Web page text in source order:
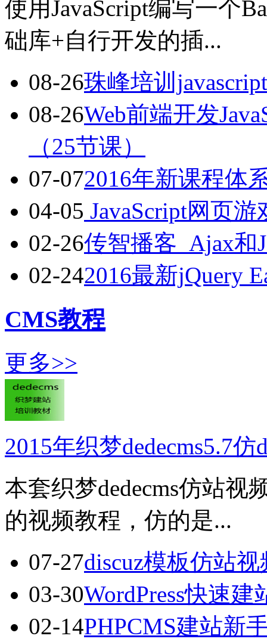
使用JavaScript编写一个
础库+自行开发的插...
08-26珠峰培训
08-26Web前端开发
（25节课）
07-072016年新课程体
04-05 JavaScript网页
02-26传智播客_Ajax和
02-242016最新jQuery
CMS教程
更多>>
2015年织梦dedecms5.7仿
本套织梦dedecms仿站视
的视频教程，仿的是...
07-27discuz模板仿站
03-30WordPress快速
02-14PHPCMS建站新